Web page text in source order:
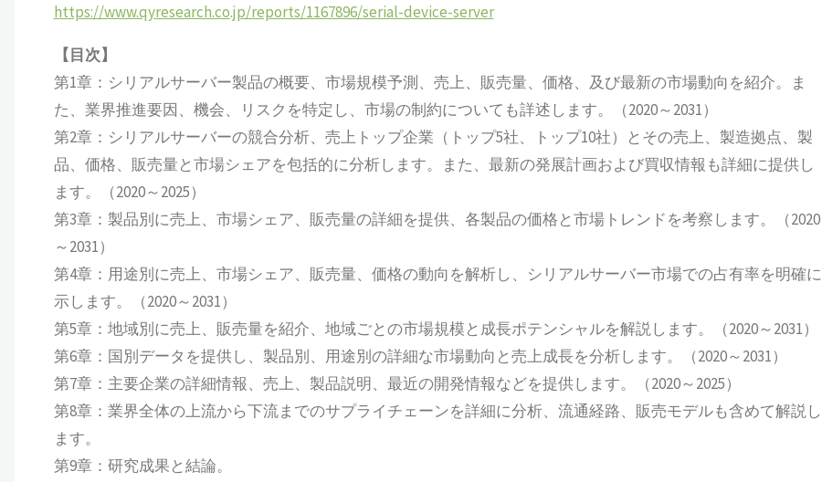
https://www.qyresearch.co.jp/reports/1167896/serial-device-server
【目次】
第1章：シリアルサーバー製品の概要、市場規模予測、売上、販売量、価格、及び最新の市場動向を紹介。ま
た、業界推進要因、機会、リスクを特定し、市場の制約についても詳述します。（2020～2031）
第2章：シリアルサーバーの競合分析、売上トップ企業（トップ5社、トップ10社）とその売上、製造拠点、製
品、価格、販売量と市場シェアを包括的に分析します。また、最新の発展計画および買収情報も詳細に提供し
ます。（2020～2025）
第3章：製品別に売上、市場シェア、販売量の詳細を提供、各製品の価格と市場トレンドを考察します。（2020
～2031）
第4章：用途別に売上、市場シェア、販売量、価格の動向を解析し、シリアルサーバー市場での占有率を明確に
示します。（2020～2031）
第5章：地域別に売上、販売量を紹介、地域ごとの市場規模と成長ポテンシャルを解説します。（2020～2031）
第6章：国別データを提供し、製品別、用途別の詳細な市場動向と売上成長を分析します。（2020～2031）
第7章：主要企業の詳細情報、売上、製品説明、最近の開発情報などを提供します。（2020～2025）
第8章：業界全体の上流から下流までのサプライチェーンを詳細に分析、流通経路、販売モデルも含めて解説し
ます。
第9章：研究成果と結論。